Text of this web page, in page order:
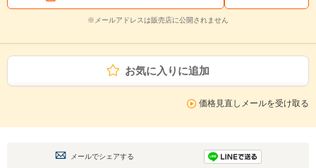
※メールアドレスは販売店に公開されません
お気に入りに追加
価格見直しメールを受け取る
メールでシェアする